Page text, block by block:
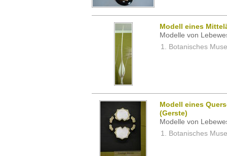
Modell eines
Modelle von
Botanisches
Modell eines
(Gerste)
Modelle von
Botanisches